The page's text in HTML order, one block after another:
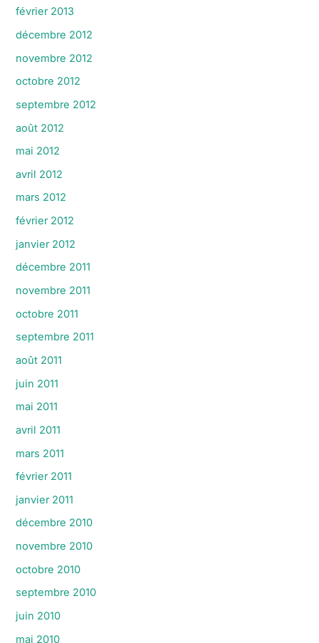
février 2013
décembre 2012
novembre 2012
octobre 2012
septembre 2012
août 2012
mai 2012
avril 2012
mars 2012
février 2012
janvier 2012
décembre 2011
novembre 2011
octobre 2011
septembre 2011
août 2011
juin 2011
mai 2011
avril 2011
mars 2011
février 2011
janvier 2011
décembre 2010
novembre 2010
octobre 2010
septembre 2010
juin 2010
mai 2010